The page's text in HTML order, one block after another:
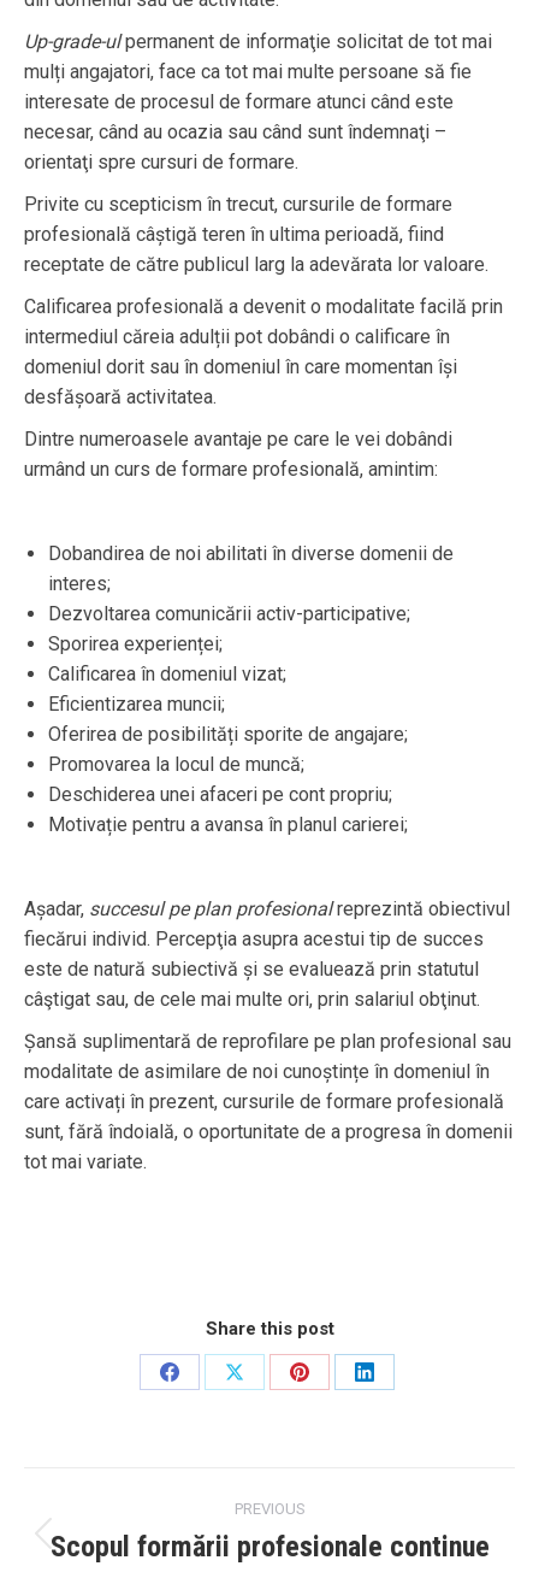
Up-grade-ulpermanent de informaţie solicitat de tot mai
mulți angajatori, face ca tot mai multe persoane să fie
interesate de procesul de formare atunci când este
necesar, când au ocazia sau când sunt îndemnaţi –
orientaţi spre cursuri de formare.
Privite cu scepticism în trecut, cursurile de formare
profesională câștigă teren în ultima perioadă, fiind
receptate de către publicul larg la adevărata lor valoare.
Calificarea profesională a devenit o modalitate facilă prin
intermediul căreia adulții pot dobândi o calificare în
domeniul dorit sau în domeniul în care momentan își
desfășoară activitatea.
Dintre numeroasele avantaje pe care le vei dobândi
urmând un curs de formare profesională, amintim:
Dobandirea de noi abilitati în diverse domenii de
interes;
Dezvoltarea comunicării activ-participative;
Sporirea experienței;
Calificarea în domeniul vizat;
Eficientizarea muncii;
Oferirea de posibilități sporite de angajare;
Promovarea la locul de muncă;
Deschiderea unei afaceri pe cont propriu;
Motivație pentru a avansa în planul carierei;
Așadar, succesul pe plan profesionalreprezintă obiectivul
fiecărui individ. Percepţia asupra acestui tip de succes
este de natură subiectivă și se evaluează prin statutul
câştigat sau, de cele mai multe ori, prin salariul obţinut.
Șansă suplimentară de reprofilare pe plan profesional sau
modalitate de asimilare de noi cunoștințe în domeniul în
care activați în prezent, cursurile de formare profesională
sunt, fără îndoială, o oportunitate de a progresa în domenii
tot mai variate.
Share this post
Share
Share
Share
Share
navigation
PREVIOUS
Previous
Scopul formării profesionale continue